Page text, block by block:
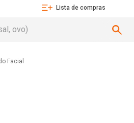
Lista de compras
Facial